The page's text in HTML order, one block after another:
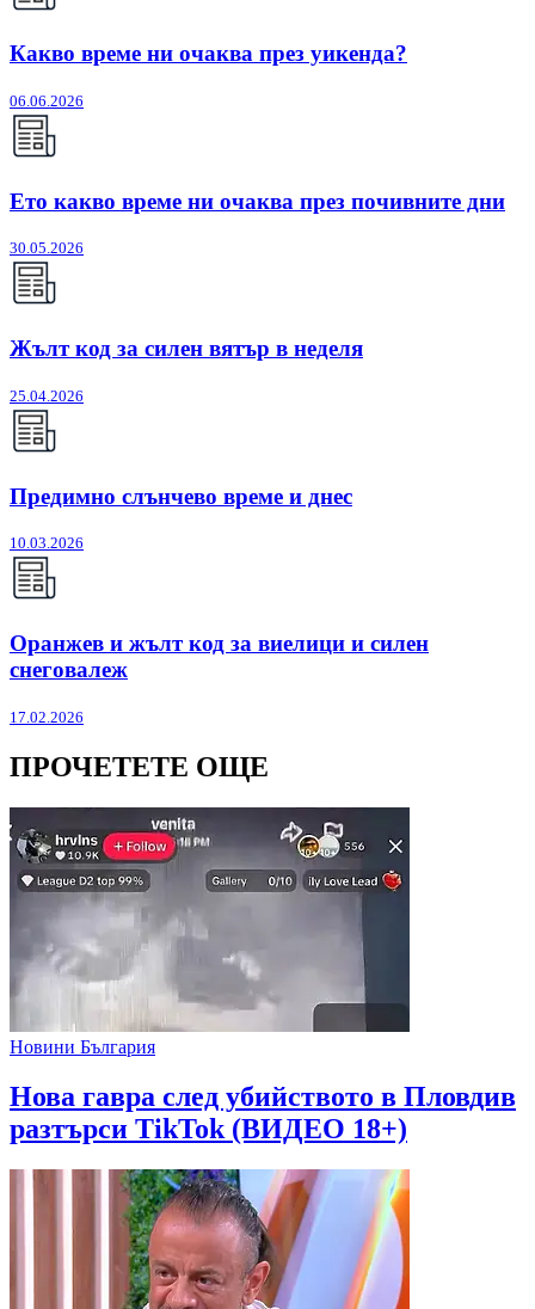
Какво време ни очаква през уикенда?
06.06.2026
Ето какво време ни очаква през почивните дни
30.05.2026
Жълт код за силен вятър в неделя
25.04.2026
Предимно слънчево време и днес
10.03.2026
Оранжев и жълт код за виелици и силен
снеговалеж
17.02.2026
ПРОЧЕТЕТЕ ОЩЕ
Новини България
Нова гавра след убийството в Пловдив
разтърси TikTok (ВИДЕО 18+)